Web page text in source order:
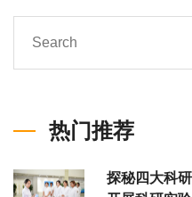
热门推荐
探秘四大科